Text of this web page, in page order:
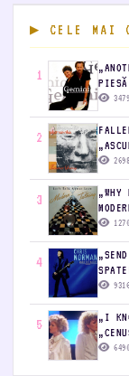
CELE MAI
1
2
3
4
5
„I